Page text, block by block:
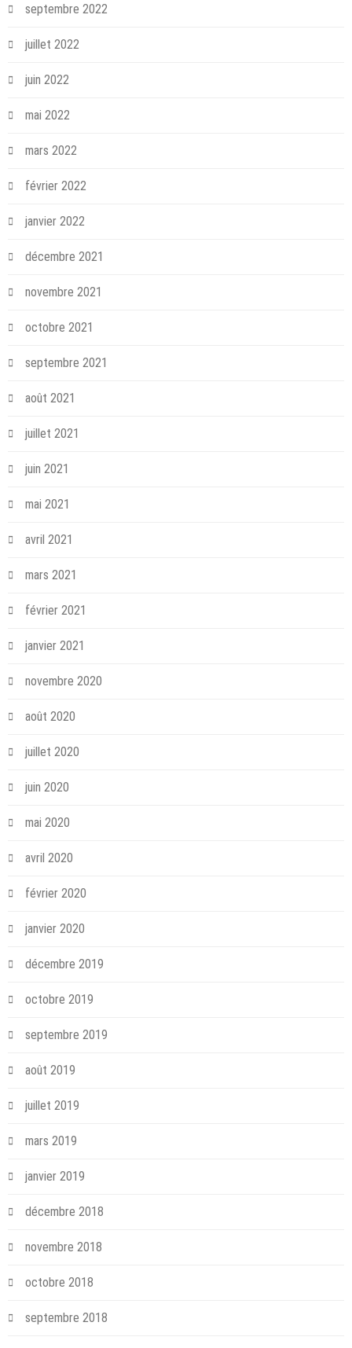
septembre 2022
juillet 2022
juin 2022
mai 2022
mars 2022
février 2022
janvier 2022
décembre 2021
novembre 2021
octobre 2021
septembre 2021
août 2021
juillet 2021
juin 2021
mai 2021
avril 2021
mars 2021
février 2021
janvier 2021
novembre 2020
août 2020
juillet 2020
juin 2020
mai 2020
avril 2020
février 2020
janvier 2020
décembre 2019
octobre 2019
septembre 2019
août 2019
juillet 2019
mars 2019
janvier 2019
décembre 2018
novembre 2018
octobre 2018
septembre 2018